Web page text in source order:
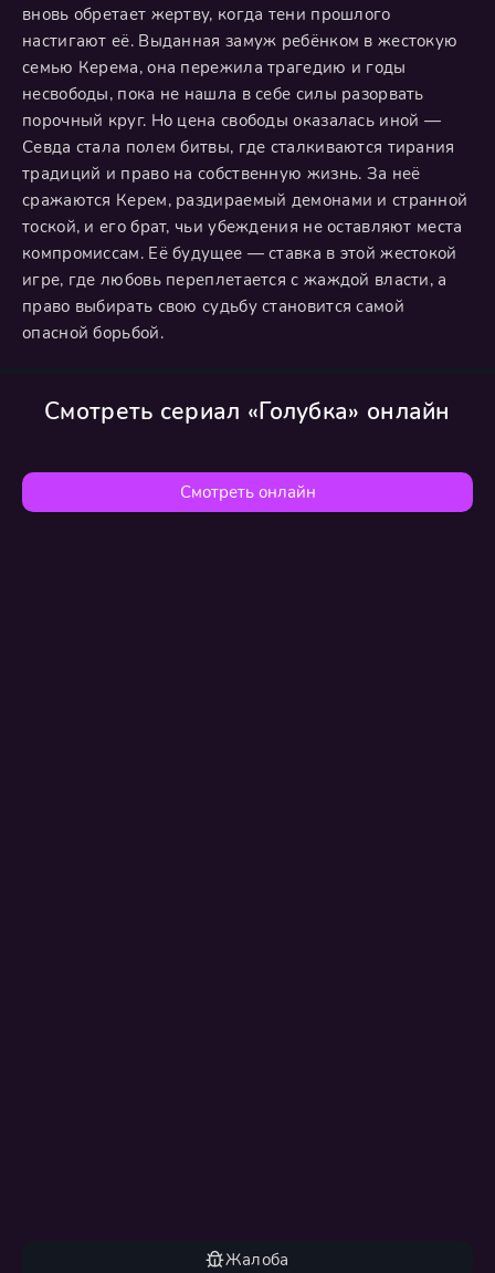
вновь обретает жертву, когда тени прошлого
настигают её. Выданная замуж ребёнком в жестокую
семью Керема, она пережила трагедию и годы
несвободы, пока не нашла в себе силы разорвать
порочный круг. Но цена свободы оказалась иной —
Севда стала полем битвы, где сталкиваются тирания
традиций и право на собственную жизнь. За неё
сражаются Керем, раздираемый демонами и странной
тоской, и его брат, чьи убеждения не оставляют места
компромиссам. Её будущее — ставка в этой жестокой
игре, где любовь переплетается с жаждой власти, а
право выбирать свою судьбу становится самой
опасной борьбой.
Смотреть сериал «Голубка» онлайн
Смотреть онлайн
Жалоба